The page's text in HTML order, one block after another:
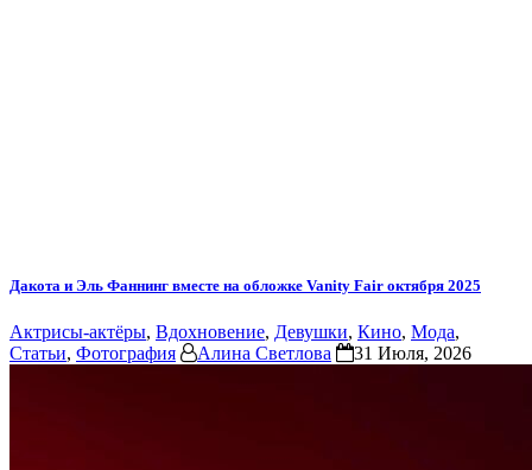
Дакота и Эль Фаннинг вместе на обложке Vanity Fair октября 2025
Актрисы-актёры, Вдохновение, Девушки, Кино, Мода,
Статьи, Фотография Алина Светлова 31 Июля, 2026